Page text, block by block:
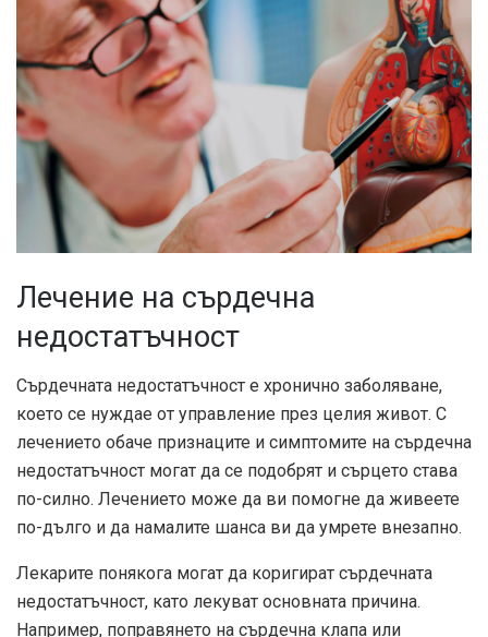
Лечение на сърдечна
недостатъчност
Сърдечната недостатъчност е хронично заболяване,
което се нуждае от управление през целия живот. С
лечението обаче признаците и симптомите на сърдечна
недостатъчност могат да се подобрят и сърцето става
по-силно. Лечението може да ви помогне да живеете
по-дълго и да намалите шанса ви да умрете внезапно.
Лекарите понякога могат да коригират сърдечната
недостатъчност, като лекуват основната причина.
Например, поправянето на сърдечна клапа или